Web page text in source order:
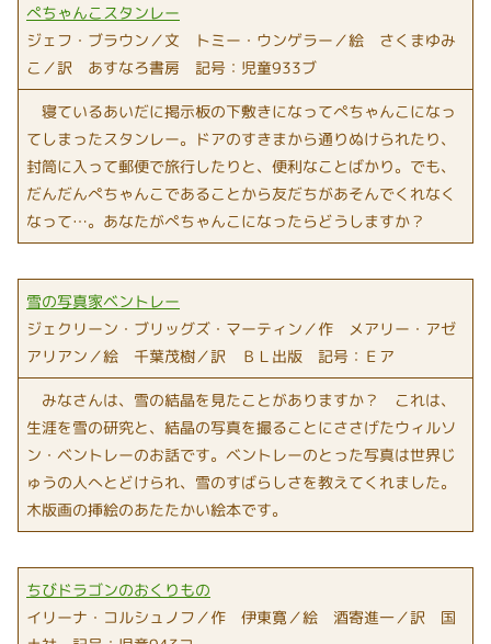
ぺちゃんこスタンレー
ジェフ・ブラウン／文 トミー・ウンゲラー／絵 さくまゆみ
こ／訳 あすなろ書房 記号：児童933ブ
寝ているあいだに掲示板の下敷きになってぺちゃんこになっ
てしまったスタンレー。ドアのすきまから通りぬけられたり、
封筒に入って郵便で旅行したりと、便利なことばかり。でも、
だんだんぺちゃんこであることから友だちがあそんでくれなく
なって…。あなたがぺちゃんこになったらどうしますか？
雪の写真家ベントレー
ジェクリーン・ブリッグズ・マーティン／作 メアリー・アゼ
アリアン／絵 千葉茂樹／訳 ＢＬ出版 記号：Ｅア
みなさんは、雪の結晶を見たことがありますか？ これは、
生涯を雪の研究と、結晶の写真を撮ることにささげたウィルソ
ン・ベントレーのお話です。ベントレーのとった写真は世界じ
ゅうの人へとどけられ、雪のすばらしさを教えてくれました。
木版画の挿絵のあたたかい絵本です。
ちびドラゴンのおくりもの
イリーナ・コルシュノフ／作 伊東寛／絵 酒寄進一／訳 国